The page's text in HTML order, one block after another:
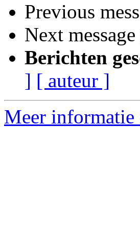
Previous
Next
Berichten
] [ auteur ]
Meer